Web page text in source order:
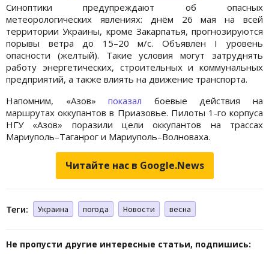
Синоптики предупреждают об опасных
метеорологических явлениях: днём 26 мая на всей
территории Украины, кроме Закарпатья, прогнозируются
порывы ветра до 15–20 м/с. Объявлен I уровень
опасности (желтый). Такие условия могут затруднять
работу энергетических, строительных и коммунальных
предприятий, а также влиять на движение транспорта.
Напомним, «Азов»показал боевые действия на
маршрутах оккупантов в Приазовье. Пилоты 1-го корпуса
НГУ «Азов» поразили цели оккупантов на трассах
Мариуполь–Таганрог и Мариуполь–Волноваха.
Читайте нас в Google.News
Теги: Украина погода Новости весна
Не пропусти другие интересные статьи, подпишись: